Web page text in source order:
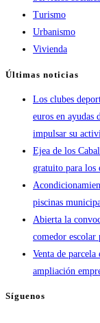
Turismo
Urbanismo
Vivienda
Últimas noticias
Los clubes
euros en ayudas
impulsar su
Ejea de los
gratuito para los
piscinas
Abierta la
comedor escolar
Venta de
ampliación
Síguenos